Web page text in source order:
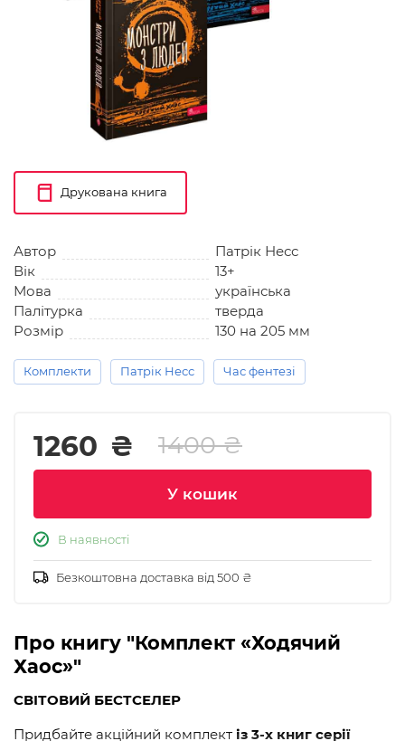
Друкована книга
Автор
Патрік Несс
Вік
13+
Мова
українська
Палітурка
тверда
Розмір
130 на 205 мм
Комплекти Патрік Несс Час фентезі
1260 ₴ 1400 ₴
У кошик
В наявності
Безкоштовна доставка від 500 ₴
Про книгу "Комплект «Ходячий
Хаос»"
СВІТОВИЙ БЕСТСЕЛЕР
Придбайте акційний комплект із 3-х книг серії